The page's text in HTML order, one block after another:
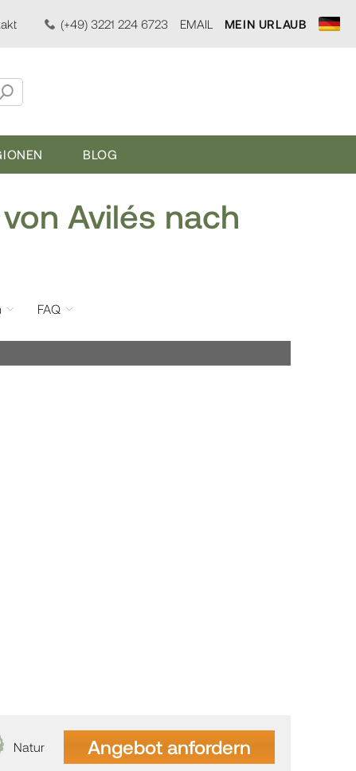
(+49) 3221 224 6723 EMAIL MEIN URLAUB
BLOG
Avilés nach
FAQ
Natur Angebot anfordern